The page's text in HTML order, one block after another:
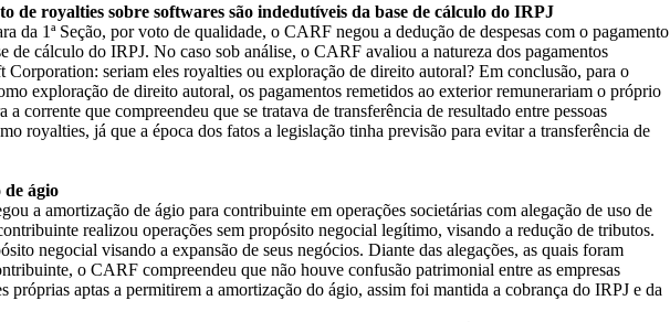
de royalties sobre softwares são indedutíveis da base de cálculo do IRPJ
da 1ª Seção, por voto de qualidade, o CARF negou a dedução de despesas com o pagamento
de cálculo do IRPJ. No caso sob análise, o CARF avaliou a natureza dos pagamentos
seriam eles royalties ou exploração de direito autoral? Em conclusão, para o
exploração de direito autoral, os pagamentos remetidos ao exterior remunerariam o próprio
corrente que compreendeu que se tratava de transferência de resultado entre pessoas
royalties, já que a época dos fatos a legislação tinha previsão para evitar a transferência de
de ágio
a amortização de ágio para contribuinte em operações societárias com alegação de uso de
realizou operações sem propósito negocial legítimo, visando a redução de tributos.
negocial visando a expansão de seus negócios. Diante das alegações, as quais foram
o CARF compreendeu que não houve confusão patrimonial entre as empresas
aptas a permitirem a amortização do ágio, assim foi mantida a cobrança do IRPJ e da